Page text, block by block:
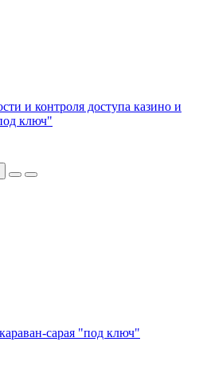
и контроля доступа казино и
ключ"
сарая "под ключ"